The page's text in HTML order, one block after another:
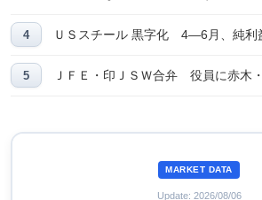
ＵＳスチール 黒字化 4―6月、純利
ＪＦＥ・印ＪＳＷ合弁 役員に赤木
MARKET DATA
Update: 2026/08/06